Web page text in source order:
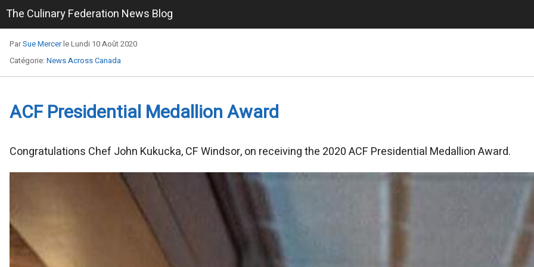
The Culinary Federation News Blog
ParSue Mercerle Lundi 10 Août 2020
Catégorie:News Across Canada
ACF Presidential Medallion Award
Congratulations Chef John Kukucka, CF Windsor, on receiving the 2020 ACF Presidential Medallion Award.